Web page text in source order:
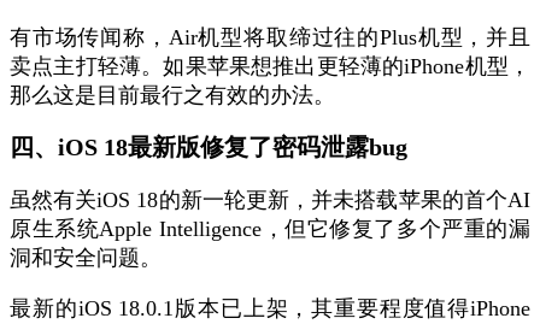
有市场传闻称，Air机型将取缔过往的Plus机型，并且
卖点主打轻薄。如果苹果想推出更轻薄的iPhone机型，
那么这是目前最行之有效的办法。
四、iOS 18最新版修复了密码泄露bug
虽然有关iOS 18的新一轮更新，并未搭载苹果的首个AI
原生系统Apple Intelligence，但它修复了多个严重的漏
洞和安全问题。
最新的iOS 18.0.1版本已上架，其重要程度值得iPhone